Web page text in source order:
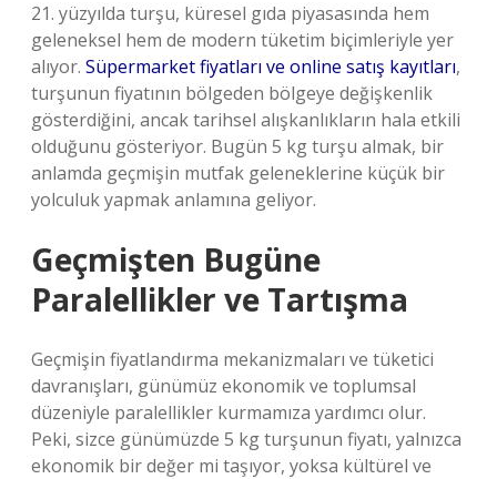
21. yüzyılda turşu, küresel gıda piyasasında hem
geleneksel hem de modern tüketim biçimleriyle yer
alıyor. Süpermarket fiyatları ve online satış kayıtları,
turşunun fiyatının bölgeden bölgeye değişkenlik
gösterdiğini, ancak tarihsel alışkanlıkların hala etkili
olduğunu gösteriyor. Bugün 5 kg turşu almak, bir
anlamda geçmişin mutfak geleneklerine küçük bir
yolculuk yapmak anlamına geliyor.
Geçmişten Bugüne
Paralellikler ve Tartışma
Geçmişin fiyatlandırma mekanizmaları ve tüketici
davranışları, günümüz ekonomik ve toplumsal
düzeniyle paralellikler kurmamıza yardımcı olur.
Peki, sizce günümüzde 5 kg turşunun fiyatı, yalnızca
ekonomik bir değer mi taşıyor, yoksa kültürel ve